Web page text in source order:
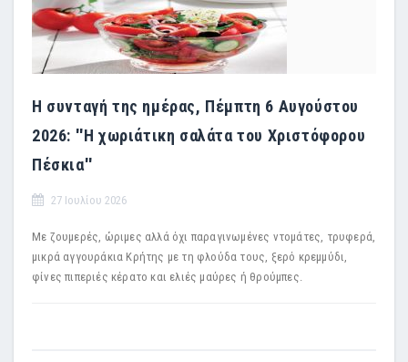
Η συνταγή της ημέρας, Πέμπτη 6 Αυγούστου
2026: ''Η χωριάτικη σαλάτα του Χριστόφορου
Πέσκια''
27 Ιουλίου 2026
Με ζουμερές, ώριμες αλλά όχι παραγινωμένες ντομάτες, τρυφερά,
μικρά αγγουράκια Κρήτης με τη φλούδα τους, ξερό κρεμμύδι,
φίνες πιπεριές κέρατο και ελιές μαύρες ή θρούμπες.